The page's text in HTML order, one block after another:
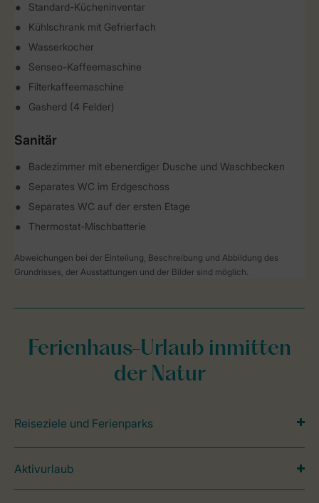
Standard-Kücheninventar
Kühlschrank mit Gefrierfach
Wasserkocher
Senseo-Kaffeemaschine
Filterkaffeemaschine
Gasherd (4 Felder)
Sanitär
Badezimmer mit ebenerdiger Dusche und Waschbecken
Separates WC im Erdgeschoss
Separates WC auf der ersten Etage
Thermostat-Mischbatterie
Abweichungen bei der Einteilung, Beschreibung und Abbildung des
Grundrisses, der Ausstattungen und der Bilder sind möglich.
Ferienhaus-Urlaub inmitten
der Natur
Reiseziele und Ferienparks
Aktivurlaub